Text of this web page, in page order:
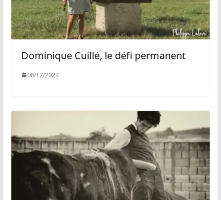
Dominique Cuillé, le défi permanent
08/12/2024